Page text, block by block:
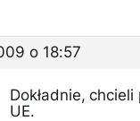
o 18:57
Dokładnie,
UE.